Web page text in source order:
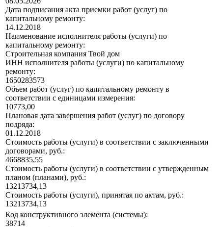
Дата подписания акта приемки работ (услуг) по
капитальному ремонту:
14.12.2018
Наименование исполнителя работы (услуги) по
капитальному ремонту:
Строительная компания Твой дом
ИНН исполнителя работы (услуги) по капитальному
ремонту:
1650283573
Объем работ (услуг) по капитальному ремонту в
соответствии с единицами измерения:
10773,00
Плановая дата завершения работ (услуг) по договору
подряда:
01.12.2018
Стоимость работы (услуги) в соответствии с заключенными
договорами, руб.:
4668835,55
Стоимость работы (услуги) в соответствии с утвержденным
планом (планами), руб.:
13213734,13
Стоимость работы (услуги), принятая по актам, руб.:
13213734,13
Код конструктивного элемента (системы):
38714